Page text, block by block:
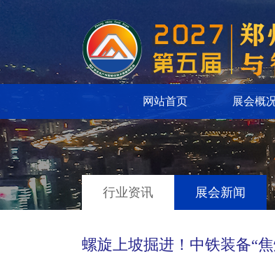
网站首页
展会概
行业资讯 展会新闻
螺旋上坡掘进！中铁装备“